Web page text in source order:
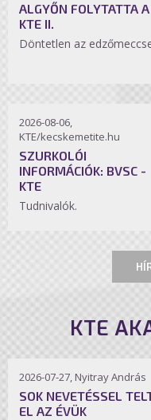
ALGYŐN FOLYTATTA A
KTE II.
Döntetlen az
2026-08-06,
KTE/kecskemetite.hu
SZURKOLÓI
INFORMÁCIÓK: BVSC -
KTE
Tudnivalók.
KTE
2026-07-27, Nyitray András
SOK NEVETÉSSEL
EL AZ ÉVÜK